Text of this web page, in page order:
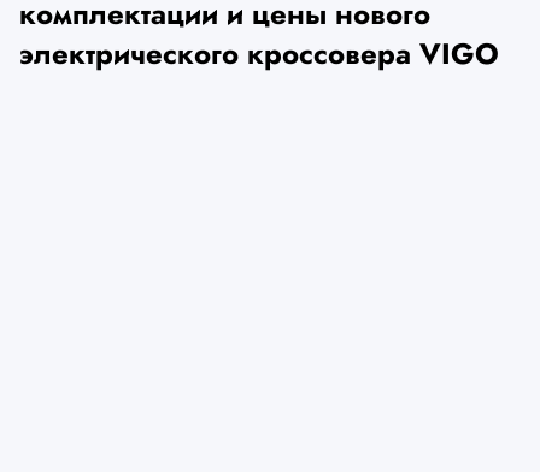
комплектации и цены нового
электрического кроссовера VIGO